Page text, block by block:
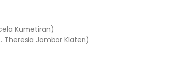
Kumetiran)
Theresia Jombor Klaten)